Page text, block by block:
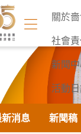
關於
社會
新聞
活動
聯絡我
消息 新聞稿